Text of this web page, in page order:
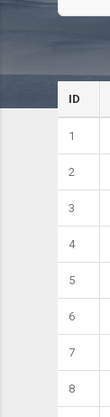
ID
1
2
3
4
5
6
7
8